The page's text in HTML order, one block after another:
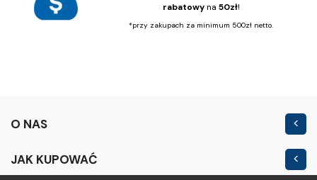
rabatowyna 50zł!
*przy zakupach za minimum 500zł netto.
O NAS
JAK KUPOWAĆ